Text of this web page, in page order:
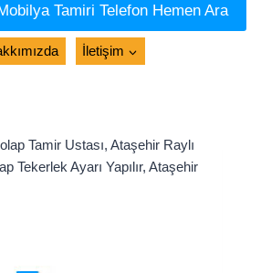
Tamiri Telefon Hemen Ara
İletişim
Tamir Ustası, Ataşehir Raylı
Tekerlek Ayarı Yapılır, Ataşehir